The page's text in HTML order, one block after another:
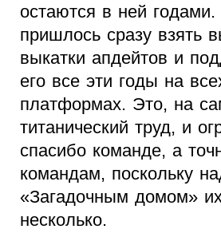
остаются в ней
пришлось сразу взять
выкатки апдейтов и
его все эти годы на
платформах. Это, на
титанический труд, и
спасибо команде, а
командам, поскольку
«Загадочным домом»
несколько.